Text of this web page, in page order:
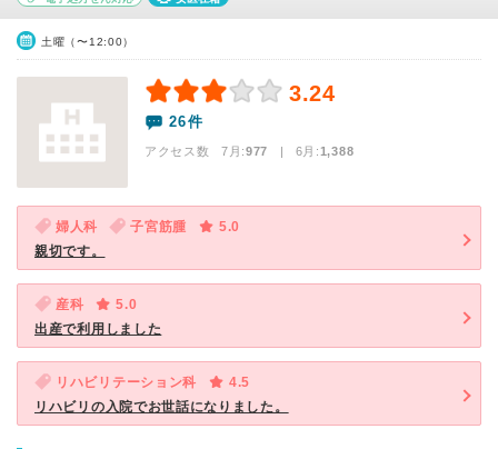
土曜（〜12:00）
3.24
26件
アクセス数 7月:977 | 6月:1,388
婦人科 子宮筋腫
5.0
親切です。
産科
5.0
出産で利用しました
リハビリテーション科
4.5
リハビリの入院でお世話になりました。